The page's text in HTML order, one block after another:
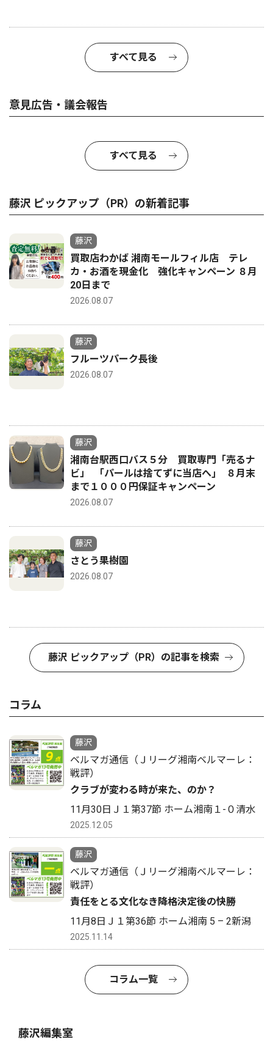
すべて見る
意見広告・議会報告
すべて見る
藤沢 ピックアップ（PR）の新着記事
藤沢
買取店わかば 湘南モールフィル店 テレ
カ・お酒を現金化 強化キャンペーン ８月
20日まで
2026.08.07
藤沢
フルーツパーク長後
2026.08.07
藤沢
湘南台駅西口バス５分 買取専門「売るナ
ビ」 ｢パールは捨てずに当店へ｣ ８月末
まで１０００円保証キャンペーン
2026.08.07
藤沢
さとう果樹園
2026.08.07
藤沢 ピックアップ（PR）の記事を検索
コラム
藤沢
ベルマガ通信（Ｊリーグ湘南ベルマーレ：
戦評）
クラブが変わる時が来た、のか？
11月30日Ｊ１第37節 ホーム湘南１-０清水
2025.12.05
藤沢
ベルマガ通信（Ｊリーグ湘南ベルマーレ：
戦評）
責任をとる文化なき降格決定後の快勝
11月8日Ｊ１第36節 ホーム湘南 5 – 2新潟
2025.11.14
コラム一覧
藤沢編集室